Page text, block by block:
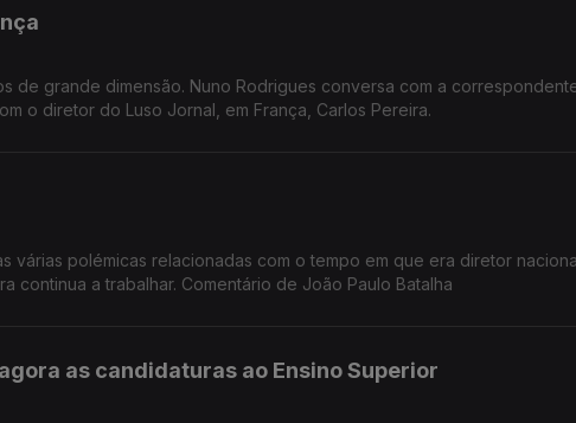
de grande dimensão. Nuno Rodrigues conversa com a
o diretor do Luso Jornal, em França, Carlos Pereira.
várias polémicas relacionadas com o tempo em que era diretor
continua a trabalhar. Comentário de João Paulo Batalha
as candidaturas ao Ensino Superior